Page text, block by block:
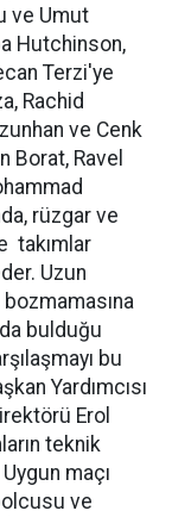
ve Umut
Hutchinson,
Terzi'ye
Rachid
ve Cenk
Borat, Ravel
rüzgar ve
takımlar
Uzun
bozmamasına
bulduğu
bu
Yardımcısı
Erol
teknik
maçı
ve